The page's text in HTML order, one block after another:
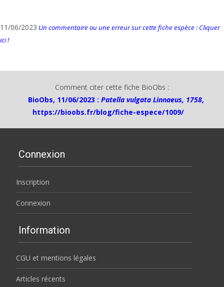
11/06/2023 Un commentaire ou une erreur sur cette fiche espèce : Cliquer
ici !
Comment citer cette fiche BioObs :
BioObs, 11/06/2023 : Patella vulgata Linnaeus, 1758,
https://bioobs.fr/blog/fiche-espece/1009/
Connexion
Inscription
Connexion
Information
CGU et mentions légales
Articles récents